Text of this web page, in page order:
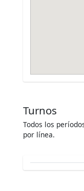
Turnos
Todos los
por línea.